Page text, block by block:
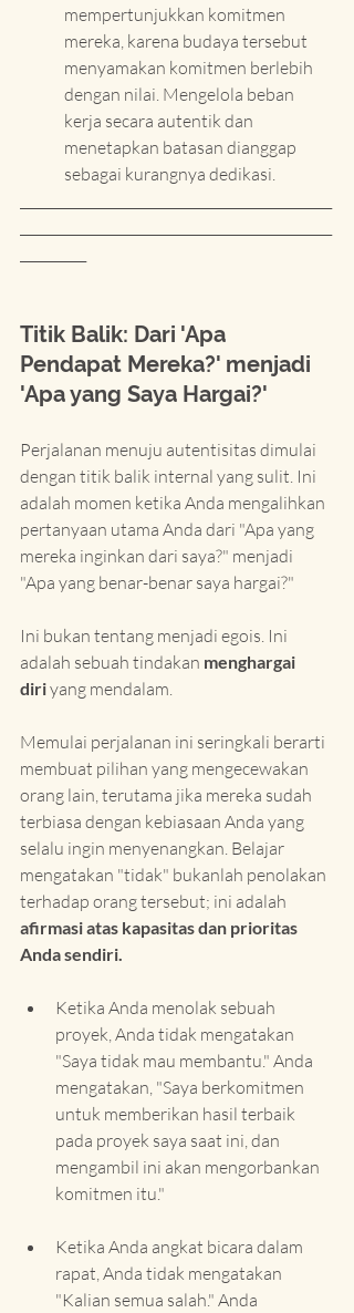
mempertunjukkan komitmen
mereka, karena budaya tersebut
menyamakan komitmen berlebih
dengan nilai. Mengelola beban
kerja secara autentik dan
menetapkan batasan dianggap
sebagai kurangnya dedikasi.
Titik Balik: Dari 'Apa
Pendapat Mereka?' menjadi
'Apa yang Saya Hargai?'
Perjalanan menuju autentisitas dimulai
dengan titik balik internal yang sulit. Ini
adalah momen ketika Anda mengalihkan
pertanyaan utama Anda dari "Apa yang
mereka inginkan dari saya?" menjadi
"Apa yang benar-benar saya hargai?"
Ini bukan tentang menjadi egois. Ini
adalah sebuah tindakan menghargai
diri yang mendalam.
Memulai perjalanan ini seringkali berarti
membuat pilihan yang mengecewakan
orang lain, terutama jika mereka sudah
terbiasa dengan kebiasaan Anda yang
selalu ingin menyenangkan. Belajar
mengatakan "tidak" bukanlah penolakan
terhadap orang tersebut; ini adalah
afirmasi atas kapasitas dan prioritas
Anda sendiri.
Ketika Anda menolak sebuah
proyek, Anda tidak mengatakan
"Saya tidak mau membantu." Anda
mengatakan, "Saya berkomitmen
untuk memberikan hasil terbaik
pada proyek saya saat ini, dan
mengambil ini akan mengorbankan
komitmen itu."
Ketika Anda angkat bicara dalam
rapat, Anda tidak mengatakan
"Kalian semua salah." Anda